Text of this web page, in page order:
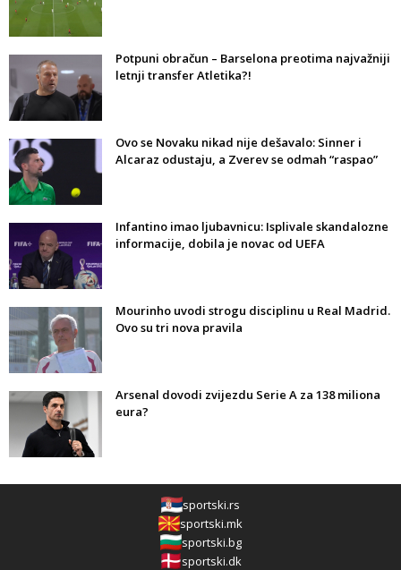
Potpuni obračun – Barselona preotima najvažniji
letnji transfer Atletika?!
Ovo se Novaku nikad nije dešavalo: Sinner i
Alcaraz odustaju, a Zverev se odmah “raspao”
Infantino imao ljubavnicu: Isplivale skandalozne
informacije, dobila je novac od UEFA
Mourinho uvodi strogu disciplinu u Real Madrid.
Ovo su tri nova pravila
Arsenal dovodi zvijezdu Serie A za 138 miliona
eura?
sportski.rs
sportski.mk
sportski.bg
sportski.dk